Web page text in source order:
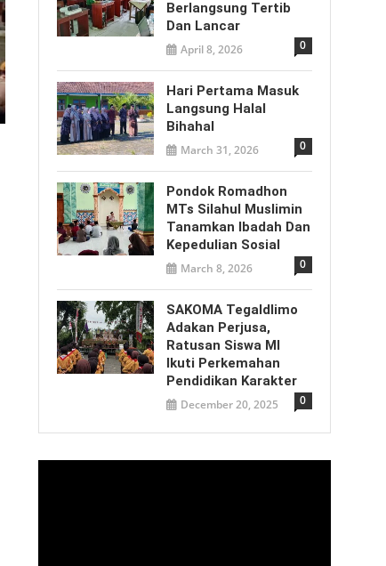
Berlangsung Tertib
Dan Lancar
April 8, 2026 0
Hari Pertama Masuk
Langsung Halal
Bihahal
March 31, 2026 0
Pondok Romadhon
MTs Silahul Muslimin
Tanamkan Ibadah Dan
Kepedulian Sosial
March 8, 2026 0
SAKOMA Tegaldlimo
Adakan Perjusa,
Ratusan Siswa MI
Ikuti Perkemahan
Pendidikan Karakter
December 20, 2025 0